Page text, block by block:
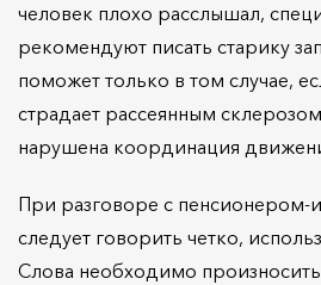
человек плохо расслышал,
рекомендуют писать старику
поможет только в том случае,
страдает рассеянным
нарушена координация
При разговоре с пенсионером-
следует говорить четко,
Слова необходимо произносить